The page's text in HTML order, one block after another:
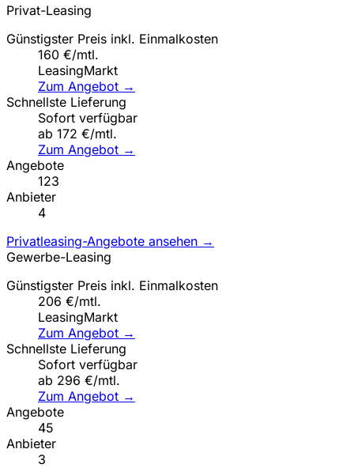
Privat-Leasing
Günstigster Preis inkl. Einmalkosten
160 €/mtl.
LeasingMarkt
Zum Angebot →
Schnellste Lieferung
Sofort verfügbar
ab 172 €/mtl.
Zum Angebot →
Angebote
123
Anbieter
4
Privatleasing-Angebote ansehen →
Gewerbe-Leasing
Günstigster Preis inkl. Einmalkosten
206 €/mtl.
LeasingMarkt
Zum Angebot →
Schnellste Lieferung
Sofort verfügbar
ab 296 €/mtl.
Zum Angebot →
Angebote
45
Anbieter
3